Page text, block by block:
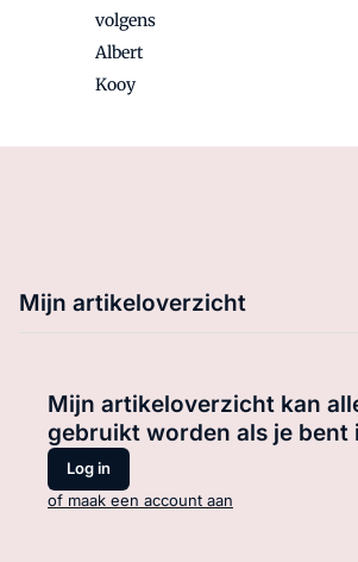
volgens
Albert
Kooy
Mijn artikeloverzicht
Mijn artikeloverzicht kan
gebruikt worden als je bent
Log in
of maak een account aan